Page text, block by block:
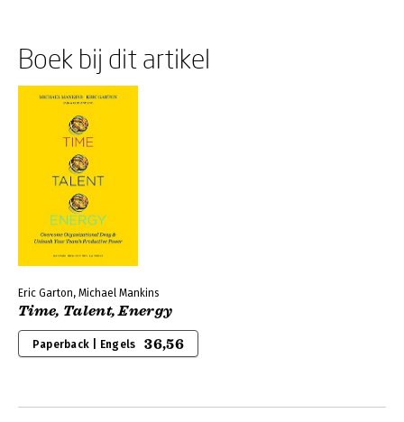
Boek bij dit artikel
Eric Garton, Michael Mankins
Time, Talent, Energy
Paperback | Engels 36,56